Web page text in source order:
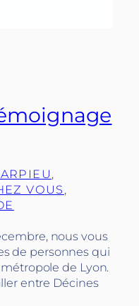
VOUS
nous vous
de personnes qui
de Lyon.
entre Décines